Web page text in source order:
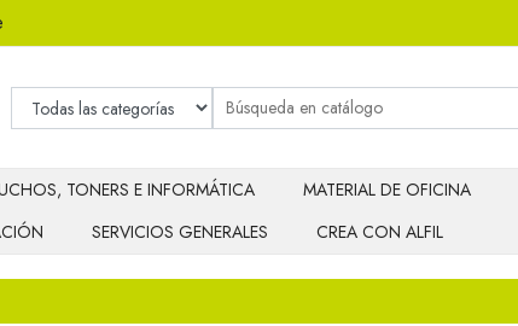
TONERS E INFORMÁTICA MATERIAL DE OFICINA
SERVICIOS GENERALES CREA CON ALFIL